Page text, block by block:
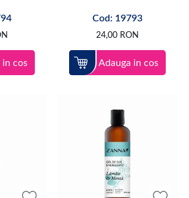
in cos
Cod: 19793
24,00 RON
Adauga in cos